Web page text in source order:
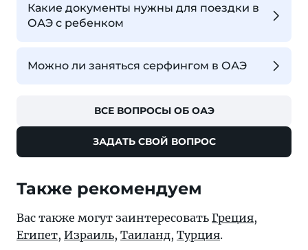
Какие документы нужны для поездки в
ОАЭ с ребенком
Можно ли заняться серфингом в ОАЭ
ВСЕ ВОПРОСЫ ОБ ОАЭ
ЗАДАТЬ СВОЙ ВОПРОС
Также рекомендуем
Вас также могут заинтересовать Греция,
Египет, Израиль, Таиланд, Турция.